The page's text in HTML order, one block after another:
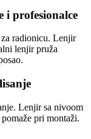
profesionalce
radionicu. Lenjir
lenjir pruža
Lenjir sa nivoom
pri montaži.